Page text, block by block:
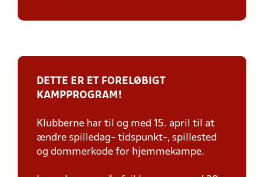
DETTE ER ET FORELØBIGT
KAMPPROGRAM!
Klubberne har til og med 15. april til at
ændre spilledag- tidspunkt-, spillested
og dommerkode for hjemmekampe.